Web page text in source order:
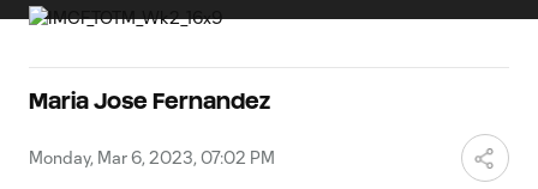
Maria Jose Fernandez
Monday, Mar 6, 2023, 07:02 PM